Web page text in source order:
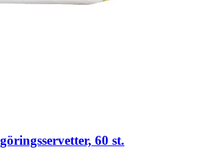
60 st.